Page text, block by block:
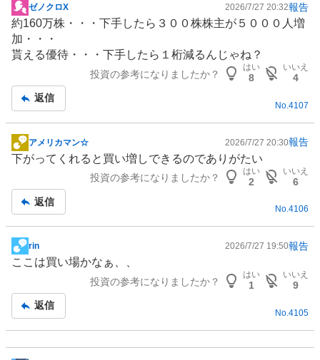
掲
示
板
記
ゼノクロX 2026/7/27 20:32報告
約160万株・・・下手したら３００株株主が５０００人増
加・・・
貰える優待・・・下手したら１桁減るんじゃね？
投資の参考になりましたか？
はい
8
いいえ
4
返信
No. 4107
掲
示
事
アメリカマン☆ 2026/7/27 20:30報告
下がってくれると買い増しできるのでありがたい
投資の参考になりましたか？
はい
2
いいえ
6
返信
No.4106
掲
示
事
rin 2026/7/27 19:50報告
ここは買い場かなぁ、、
投資の参考になりましたか？
はい
1
いいえ
9
返信
No. 4105